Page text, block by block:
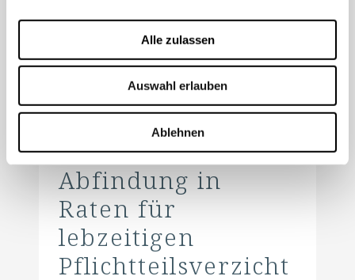
Alle zulassen
Auswahl erlauben
Ablehnen
Mehr lesen
Abfindung in
Raten für
lebzeitigen
Pflichtteilsverzicht